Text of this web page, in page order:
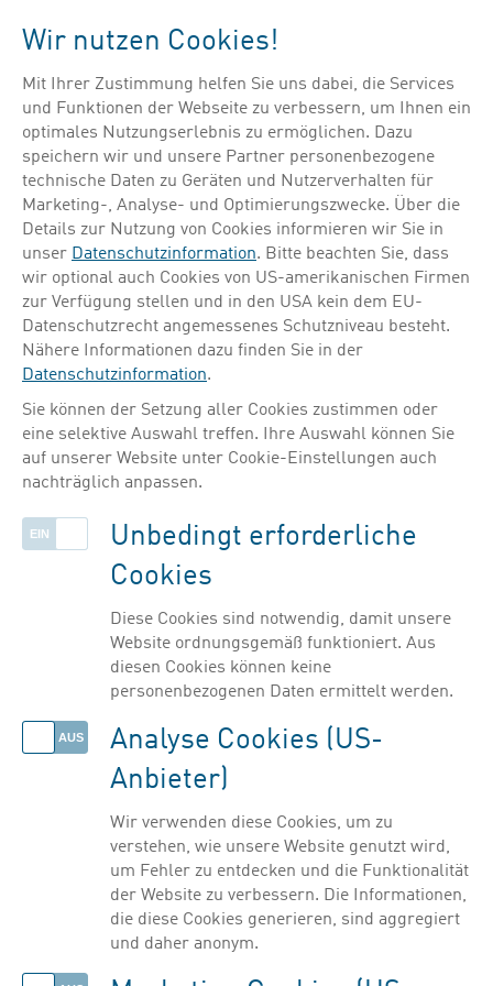
Suche verfeinern
HAUPTSTANDORT PRODUKTIONSSTANDORT FORSCHUNG & ENTWICKLUNG
in der präklinischen Forschung tätig
in der Klinischen Forschung tätig
Filter ausblenden
Listenansicht einblenden
Wir nutzen Cookies!
Mit Ihrer Zustimmung helfen Sie uns dabei, die Services
und Funktionen der Webseite zu verbessern, um Ihnen ein
optimales Nutzungserlebnis zu ermöglichen. Dazu
speichern wir und unsere Partner personenbezogene
technische Daten zu Geräten und Nutzerverhalten für
Marketing-, Analyse- und Optimierungszwecke. Über die
Details zur Nutzung von Cookies informieren wir Sie in
unser Datenschutzinformation. Bitte beachten Sie, dass
wir optional auch Cookies von US-amerikanischen Firmen
zur Verfügung stellen und in den USA kein dem EU-
Datenschutzrecht angemessenes Schutzniveau besteht.
Nähere Informationen dazu finden Sie in der
Datenschutzinformation.
Sie können der Setzung aller Cookies zustimmen oder
eine selektive Auswahl treffen. Ihre Auswahl können Sie
auf unserer Website unter Cookie-Einstellungen auch
nachträglich anpassen.
Unbedingt erforderliche
Cookies
Diese Cookies sind notwendig, damit unsere
Website ordnungsgemäß funktioniert. Aus
diesen Cookies können keine
personenbezogenen Daten ermittelt werden.
Analyse Cookies (US-
Anbieter)
Wir verwenden diese Cookies, um zu
verstehen, wie unsere Website genutzt wird,
um Fehler zu entdecken und die Funktionalität
der Website zu verbessern. Die Informationen,
die diese Cookies generieren, sind aggregiert
und daher anonym.